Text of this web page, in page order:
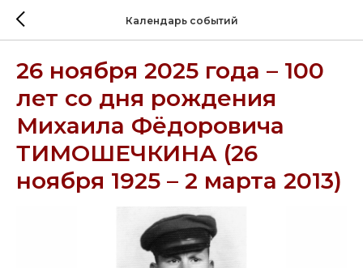
Календарь событий
26 ноября 2025 года – 100
лет со дня рождения
Михаила Фёдоровича
ТИМОШЕЧКИНА (26
ноября 1925 – 2 марта 2013)